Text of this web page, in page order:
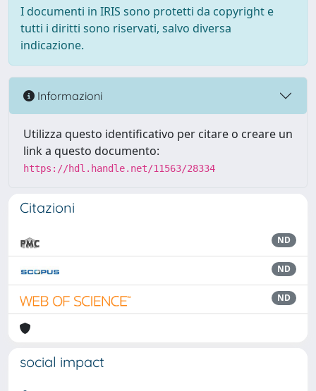
I documenti in IRIS sono protetti da copyright e
tutti i diritti sono riservati, salvo diversa
indicazione.
Informazioni
Utilizza questo identificativo per citare o creare un
link a questo documento:
https://hdl.handle.net/11563/28334
Citazioni
ND
ND
ND
social impact